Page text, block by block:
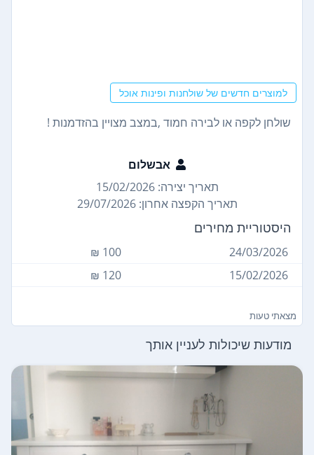
למוצרים חדשים של שולחנות ופינות אוכל
שולחן לקפה או לבירה חמוד ,במצב מצויין בהזדמנות !
אבשלום
תאריך יצירה: 15/02/2026
תאריך הקפצה אחרון: 29/07/2026
היסטוריית מחירים
24/03/2026
100 ₪
15/02/2026
120 ₪
מצאתי טעות
מודעות שיכולות לעניין אותך